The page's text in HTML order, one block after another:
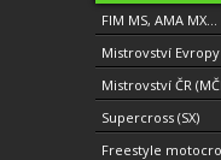
FIM MS, AMA MX...
Mistrovství Evropy
Mistrovství ČR
Supercross (SX)
Freestyle